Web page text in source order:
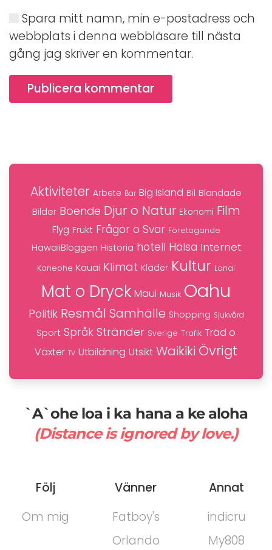
Spara mitt namn, min e-postadress och
webbplats i denna webbläsare till nästa
gång jag skriver en kommentar.
Publicera kommentar
Aktiviteter Arbete Bar Big Island Bil Blandade
Bilder Boende Djur o Natur Ekonomi Film
Flyg Frukt Frågor o Svar Företagande
HawaiiBloggen Historia hotell Hälsa Internet
Kaneohe Kauai Klimat Kläder Kultur Lanai
Mat o Dryck Maui Musik Oahu
Politik Resmål Samhälle Shopping Sjukvård
Sport Språk Stränder Sverige Trafik Träd o
Växter TV Utbildning Utsikt Waikiki Övrigt
`A`ohe loa i ka hana a ke aloha
(Distance is ignored by love.)
Följ
Om mig
Vänner
Fatboy's
Orlando
Annat
indicru
My808